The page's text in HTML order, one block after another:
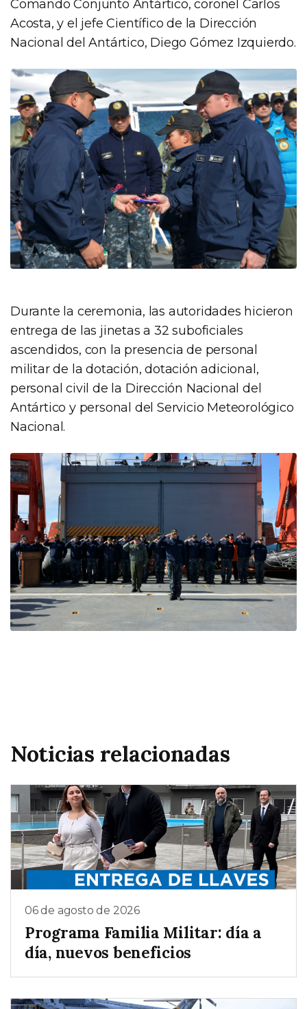
Comando Conjunto Antártico, coronel Carlos
Acosta, y el jefe Científico de la Dirección
Nacional del Antártico, Diego Gómez Izquierdo.
Durante la ceremonia, las autoridades hicieron
entrega de las jinetas a 32 suboficiales
ascendidos, con la presencia de personal
militar de la dotación, dotación adicional,
personal civil de la Dirección Nacional del
Antártico y personal del Servicio Meteorológico
Nacional.
Noticias relacionadas
06 de agosto de 2026
Programa Familia Militar: día a
día, nuevos beneficios